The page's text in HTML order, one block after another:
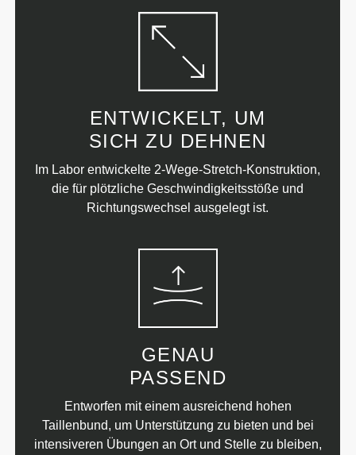
ENTWICKELT, UM
SICH ZU DEHNEN
Im Labor entwickelte 2-Wege-Stretch-Konstruktion,
die für plötzliche Geschwindigkeitsstöße und
Richtungswechsel ausgelegt ist.
GENAU
PASSEND
Entworfen mit einem ausreichend hohen
Taillenbund, um Unterstützung zu bieten und bei
intensiveren Übungen an Ort und Stelle zu bleiben,